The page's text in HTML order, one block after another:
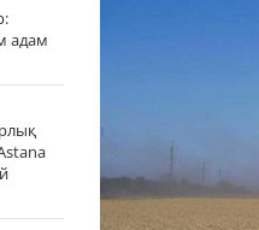
адам